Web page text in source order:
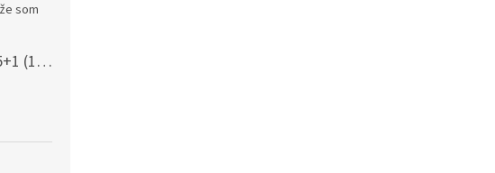
som
Multi VitaMinerál FORTE, 5+1 (180 gélových kapsúl) - - komplexný multivitamín